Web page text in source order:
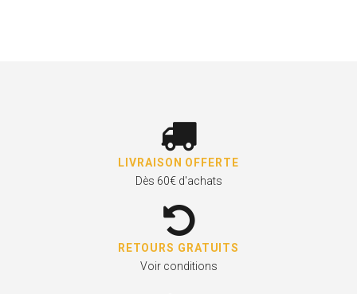
LIVRAISON OFFERTE
Dès 60€ d'achats
RETOURS GRATUITS
Voir conditions